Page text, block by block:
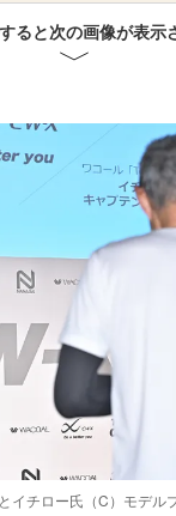
ると次の画像が表示
イチロー氏（C）モデル